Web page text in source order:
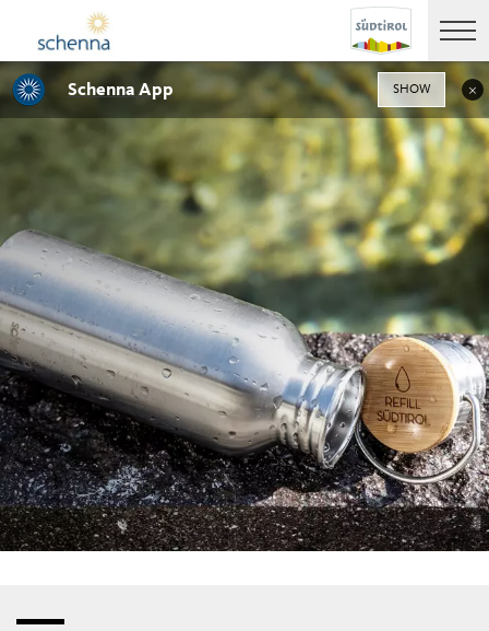
Schenna App SHOW